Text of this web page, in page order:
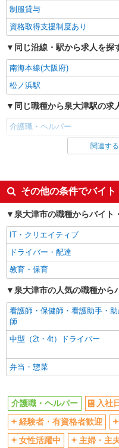
制服貸与
資格取得支援制度あり
同じ沿線・駅から求人を探
南海本線(大阪府)
松ノ浜駅
同じ職種から泉大津駅の求
介護職・ヘルパー
同じ雇用形態から泉大津駅
同じ特徴から泉大津駅の求
入社日応相談
経験者・有資格者歓迎
女性活躍中
フリーター歓迎
ブランクOK
エルダー（50代～）活躍中
高収入・高額
昇給あり
駅直結・駅チカ
残業少なめ（月20h未満）
社会保険あり
退職金・財形貯蓄制度あり
関連す
その他の条件でバイ
泉大津市の職種からバイト
IT・クリエイティブ
ドライバー・配達
教育・保育
泉大津市の人気の職種から
看護師・保健師・看護助手・
師
中型（2t・4t）ドライバー
弁当・惣菜
介護職・ヘルパー 入社
経験者・有資格者歓迎
女性活躍中
主婦・主